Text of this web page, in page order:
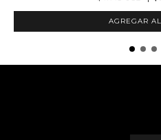
AGREGAR